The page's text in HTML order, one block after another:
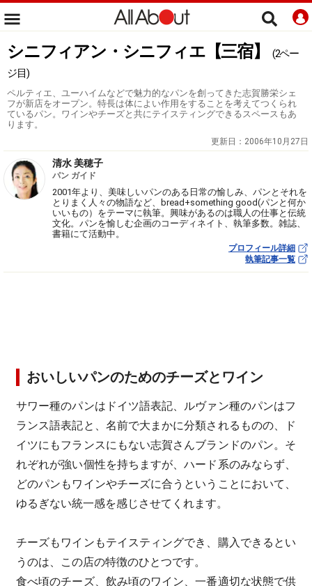
シニフィアン・シニフィエ【三宿】
(2ペー
ジ目)
ペルティエ、ユーハイムなどで魅力的なパンを創ってきた志賀勝栄シェ
フが新店をオープン。特長は体によい作用をすることを考えてつくられ
ているパン。ワインやチーズと共にテイスティングできるスペースもあ
ります。
更新日： 2006年10月27日
清水 美穂子
パン ガイド
2001年より、美味しいパンのある日常の愉しみ、パンとそれを
とりまく人々の物語など、bread+something good(パンと何か
いいもの）をテーマに執筆。興味があるのは職人の仕事と伝統
文化。パンを愉しむ企画のコーディネイト、執筆多数。雑誌、
書籍にて活動中。
プロフィール詳細
執筆記事一覧
おいしいパンのためのチーズとワイン
サワー種のパンはドイツ語表記、ルヴァン種のパンはフ
ランス語表記と、名前で大まかに分類されるものの、ド
イツにもフランスにもない志賀さんブランドのパン。そ
れぞれが強い個性を持ちますが、ハード系のみならず、
どのパンもワインやチーズに合うということにおいて、
ゆるぎない統一感を感じさせてくれます。
チーズもワインもテイスティングでき、購入できるとい
うのは、この店の特徴のひとつです。
食べ頃のチーズ、飲み頃のワイン、一番適切な状態で供